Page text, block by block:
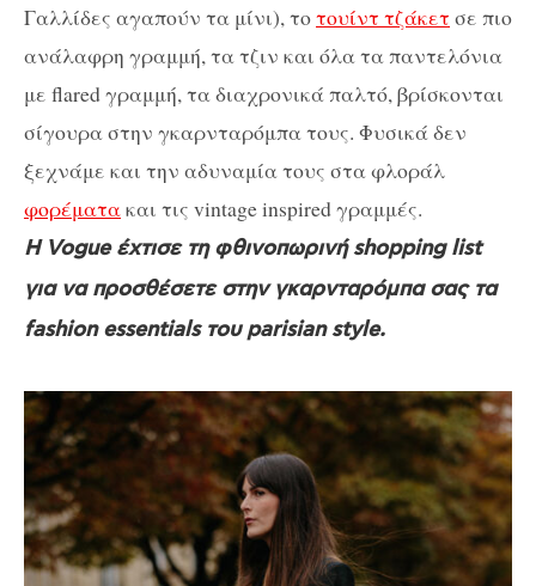
Γαλλίδες αγαπούν τα μίνι), τοτουίντ τζάκετ σε πιο
ανάλαφρη γραμμή, τα τζιν και όλα τα παντελόνια
με flared γραμμή, τα διαχρονικά παλτό, βρίσκονται
σίγουρα στην γκαρνταρόμπα τους. Φυσικά δεν
ξεχνάμε και την αδυναμία τους στα φλοράλ
φορέματακαι τις vintage inspired γραμμές.
Η Vogue έχτισε τη φθινοπωρινή shopping list
για να προσθέσετε στην γκαρνταρόμπα σας τα
fashion essentials του parisian style.